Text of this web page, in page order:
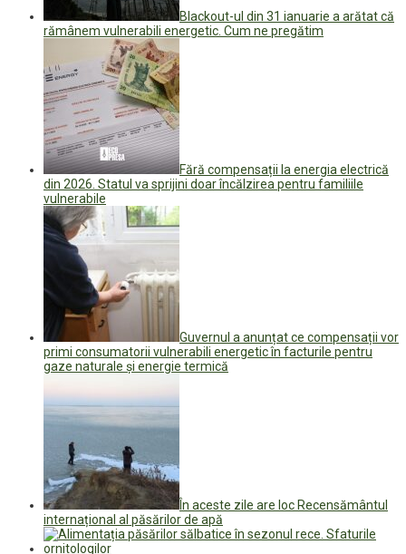
Blackout-ul din 31 ianuarie a arătat că
rămânem vulnerabili energetic. Cum ne pregătim
Fără compensații la energia electrică
din 2026. Statul va sprijini doar încălzirea pentru familiile
vulnerabile
Guvernul a anunțat ce compensații vor
primi consumatorii vulnerabili energetic în facturile pentru
gaze naturale și energie termică
În aceste zile are loc Recensământul
internațional al păsărilor de apă